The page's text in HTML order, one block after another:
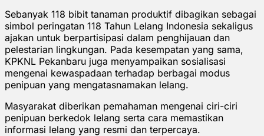
Sebanyak 118 bibit tanaman produktif dibagikan sebagai
simbol peringatan 118 Tahun Lelang Indonesia sekaligus
ajakan untuk berpartisipasi dalam penghijauan dan
pelestarian lingkungan. Pada kesempatan yang sama,
KPKNL Pekanbaru juga menyampaikan sosialisasi
mengenai kewaspadaan terhadap berbagai modus
penipuan yang mengatasnamakan lelang.
Masyarakat diberikan pemahaman mengenai ciri-ciri
penipuan berkedok lelang serta cara memastikan
informasi lelang yang resmi dan terpercaya.